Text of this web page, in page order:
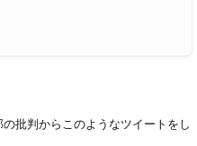
批判からこのようなツイートをし